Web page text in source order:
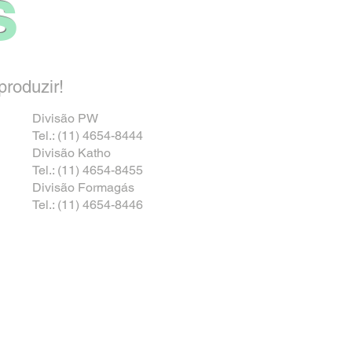
Divisão PW
Tel.: (11) 4654-8444
Divisão Katho
Tel.: (11) 4654-8455
Divisão Formagás
Tel.: (11) 4654-8446